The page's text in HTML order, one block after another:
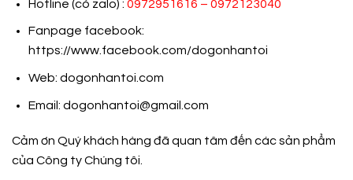
Hotline (có zalo) : 0972951616 – 0972123040
Fanpage facebook:
https://www.facebook.com/dogonhantoi
Web: dogonhantoi.com
Email: dogonhantoi@gmail.com
Cảm ơn Quý khách hàng đã quan tâm đến các sản phẩm
của Công ty Chúng tôi.